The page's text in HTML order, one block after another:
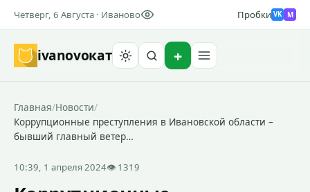
Четверг, 6 Августа · Иваново Пробки VK M
ivanovoкат
Главная/Новости/
Коррупционные преступления в Ивановской области –
бывший главный ветер…
10:39, 1 апреля 2024👁 1319